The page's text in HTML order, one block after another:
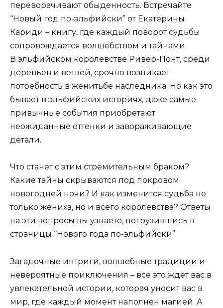
переворачивают обыденность. Встречайте
“Новый год по-эльфийски” от Екатерины
Кариди – книгу, где каждый поворот судьбы
сопровождается волшебством и тайнами.
В эльфийском королевстве Ривер-Понт, среди
деревьев и ветвей, срочно возникает
потребность в женитьбе наследника. Но как это
бывает в эльфийских историях, даже самые
привычные события приобретают
неожиданные оттенки и завораживающие
детали.
Что станет с этим стремительным браком?
Какие тайны скрываются под покровом
новогодней ночи? И как изменится судьба не
только жениха, но и всего королевства? Ответы
на эти вопросы вы узнаете, погрузившись в
страницы “Нового года по-эльфийски”.
Загадочные интриги, волшебные традиции и
невероятные приключения – все это ждет вас в
увлекательной истории, которая уносит вас в
мир, где каждый момент наполнен магией. А